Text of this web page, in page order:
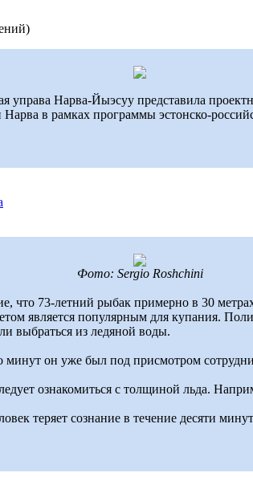
)
управа Нарва-Йыэсуу представила
в рамках программы эстонско-
Фото: Sergio Roshchini
что 73-летний рыбак примерно в 30
является популярным для купания.
выбраться из ледяной воды.
минут он уже был под присмотром
ознакомиться с толщиной льда.
теряет сознание в течение десяти